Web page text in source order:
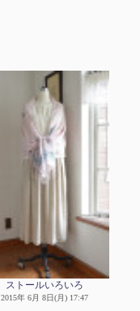
ストールいろいろ
2015年 6月 8日(月) 17:47